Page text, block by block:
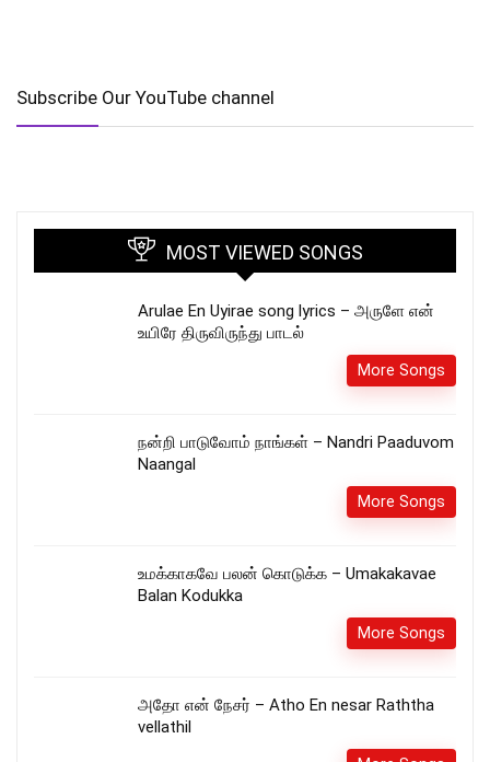
Subscribe Our YouTube channel
MOST VIEWED SONGS
Arulae En Uyirae song lyrics – அருளே என்
உயிரே திருவிருந்து பாடல்
More Songs
நன்றி பாடுவோம் நாங்கள் – Nandri Paaduvom
Naangal
More Songs
உமக்காகவே பலன் கொடுக்க – Umakakavae
Balan Kodukka
More Songs
அதோ என் நேசர் – Atho En nesar Raththa
vellathil